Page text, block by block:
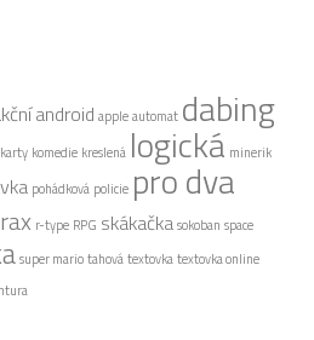
android appleautomat dabing
karty komedie kreslená logická minerik
pohádková policie pro dva
r-type RPG skákačkasokoban space
super mariotahovátextovkatextovka online